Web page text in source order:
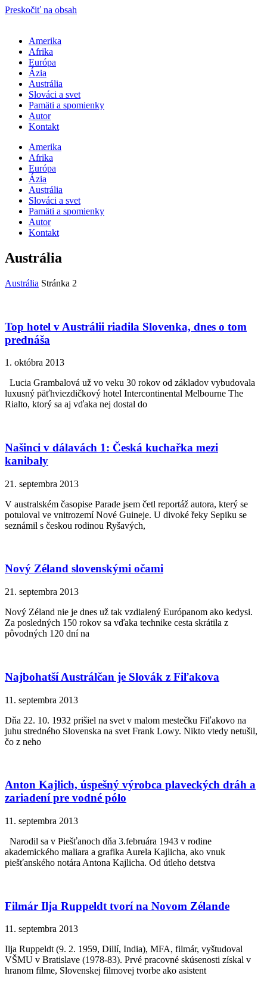
Preskočiť na obsah
Amerika
Afrika
Európa
Ázia
Austrália
Slováci a svet
Pamäti a spomienky
Autor
Kontakt
Amerika
Afrika
Európa
Ázia
Austrália
Slováci a svet
Pamäti a spomienky
Autor
Kontakt
Austrália
Austrália Stránka 2
Top hotel v Austrálii riadila Slovenka, dnes o tom
prednáša
1. októbra 2013
Lucia Grambalová už vo veku 30 rokov od základov vybudovala
luxusný päťhviezdičkový hotel Intercontinental Melbourne The
Rialto, ktorý sa aj vďaka nej dostal do
Našinci v dálavách 1: Česká kuchařka mezi
kanibaly
21. septembra 2013
V australském časopise Parade jsem četl reportáž autora, který se
potuloval ve vnitrozemí Nové Guineje. U divoké řeky Sepiku se
seznámil s českou rodinou Ryšavých,
Nový Zéland slovenskými očami
21. septembra 2013
Nový Zéland nie je dnes už tak vzdialený Európanom ako kedysi.
Za posledných 150 rokov sa vďaka technike cesta skrátila z
pôvodných 120 dní na
Najbohatší Austrálčan je Slovák z Fiľakova
11. septembra 2013
Dňa 22. 10. 1932 prišiel na svet v malom mestečku Fiľakovo na
juhu stredného Slovenska na svet Frank Lowy. Nikto vtedy netušil,
čo z neho
Anton Kajlich, úspešný výrobca plaveckých dráh a
zariadení pre vodné pólo
11. septembra 2013
Narodil sa v Piešťanoch dňa 3.februára 1943 v rodine
akademického maliara a grafika Aurela Kajlicha, ako vnuk
piešťanského notára Antona Kajlicha. Od útleho detstva
Filmár Ilja Ruppeldt tvorí na Novom Zélande
11. septembra 2013
Ilja Ruppeldt (9. 2. 1959, Dillí, India), MFA, filmár, vyštudoval
VŠMU v Bratislave (1978-83). Prvé pracovné skúsenosti získal v
hranom filme, Slovenskej filmovej tvorbe ako asistent